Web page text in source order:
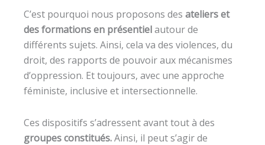
C’est pourquoi nous proposons des ateliers et
des formations en présentielautour de
différents sujets. Ainsi, cela va des violences, du
droit, des rapports de pouvoir aux mécanismes
d’oppression. Et toujours, avec une approche
féministe, inclusive et intersectionnelle.
Ces dispositifs s’adressent avant tout à des
groupes constitués.Ainsi, il peut s’agir de